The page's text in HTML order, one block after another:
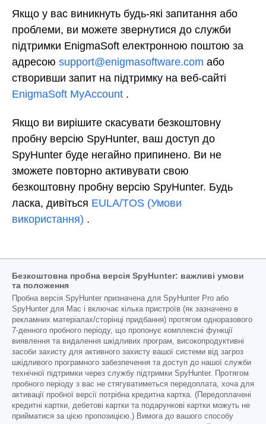
Якщо у вас виникнуть будь-які запитання або
проблеми, ви можете звернутися до служби
підтримки EnigmaSoft електронною поштою за
адресою support@enigmasoftware.com або
створивши запит на підтримку на веб-сайті
EnigmaSoft MyAccount .
Якщо ви вирішите скасувати безкоштовну
пробну версію SpyHunter, ваш доступ до
SpyHunter буде негайно припинено. Ви не
зможете повторно активувати свою
безкоштовну пробну версію SpyHunter. Будь
ласка, дивіться EULA/TOS (Умови
використання) .
Безкоштовна пробна версія SpyHunter: важливі умови
та положення
Пробна версія SpyHunter призначена для SpyHunter Pro або
SpyHunter для Mac і включає кілька пристроїв (як зазначено в
рекламних матеріалах/сторінці придбання) протягом одноразового
7-денного пробного періоду, що пропонує комплексні функції
виявлення та видалення шкідливих програм, високопродуктивні
засоби захисту для активного захисту вашої системи від загроз
шкідливого програмного забезпечення та доступ до нашої служби
технічної підтримки через службу підтримки SpyHunter. Протягом
пробного періоду з вас не стягуватиметься передоплата, хоча для
активації пробної версії потрібна кредитна картка. (Передоплачені
кредитні картки, дебетові картки та подарункові картки можуть не
прийматися за цією пропозицією.) Вимога до вашого способу